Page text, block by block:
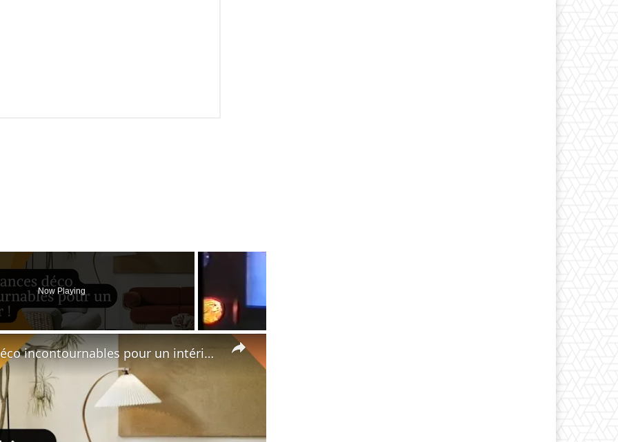
Now Playing
×
🏵 Découvrez les tendances déco incontournables pour un intérieur au top ce printemps-été 2024 !